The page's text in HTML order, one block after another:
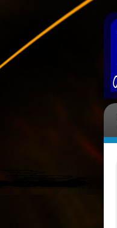
Panneau de gestion des cookies